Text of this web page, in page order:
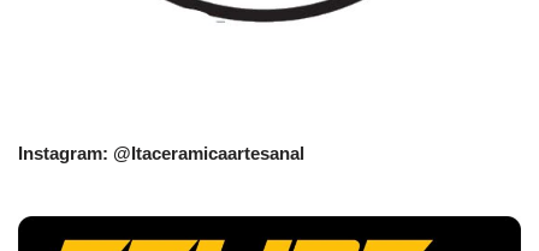
Instagram: @Itaceramicaartesanal